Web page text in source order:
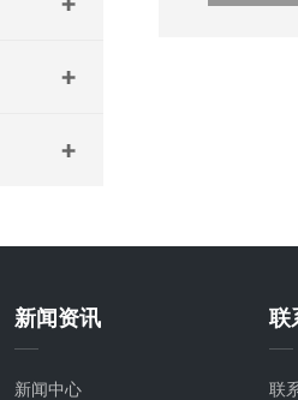
新闻资讯
新闻中心
联
联